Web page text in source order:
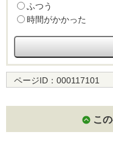
ふつう
時間がかかった
ページID： 000117101
こ